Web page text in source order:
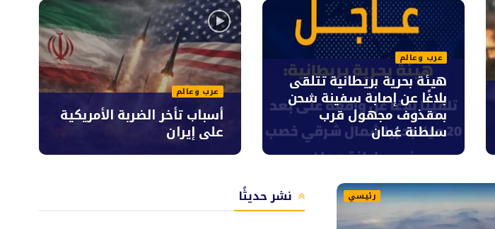
عرب وعالم
هيئة بحرية بريطانية تتلقى
بلاغًا عن إصابة سفينة شحن
بمقذوف مجهول قرب
سلطنة عُمان
عرب وعالم
أسباب تأخر الضربة الأمريكية
على إيران
رئيسي نشر حديثًا